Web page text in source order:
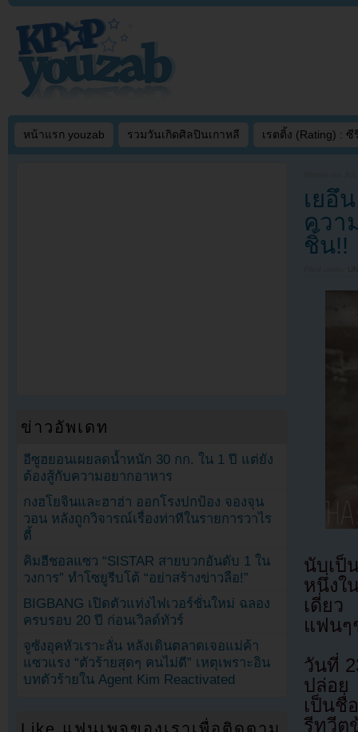
หน้าแรก youzab รวมวันเกิดศิลปินเกาหลี เรตติ้ง (Rating) : ซี
เยอึ
ควา
ชิ้น!!
นับเป็
หนึ่งใ
เดี่ยว
แฟนๆ
วันที่
ปล่อย
เป็นชื่
รีทวีต
ข่าวอัพเดท
อีซูฮยอนเผยลดน้ำหนัก 30 กก. ใน 1 ปี แต่ยัง
ต้องสู้กับความอยากอาหาร
กงฮโยจินและฮาฮ่า ออกโรงปกป้อง จองจุน
วอน หลังถูกวิจารณ์เรื่องท่าทีในรายการวาไร
ตี้
คิมฮีชอลแซว “SISTAR สายบวกอันดับ 1 ใน
วงการ” ทำโซยูรีบโต้ “อย่าสร้างข่าวลือ!”
BIGBANG เปิดตัวแท่งไฟเวอร์ชั่นใหม่ ฉลอง
ครบรอบ 20 ปี ก่อนเวิลด์ทัวร์
จูซังอุคหัวเราะลั่น หลังเดินตลาดเจอแม่ค้า
แซวแรง “ตัวร้ายสุดๆ คนไม่ดี” เหตุเพราะอิน
บทตัวร้ายใน Agent Kim Reactivated